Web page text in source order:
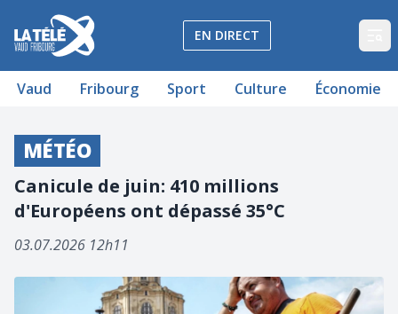
La Télé - Télévision régionale Vaud et Fribourg
EN DIRECT
Vaud Fribourg Sport Culture Économie
MÉTÉO
Canicule de juin: 410 millions
d'Européens ont dépassé 35°C
03.07.2026 12h11